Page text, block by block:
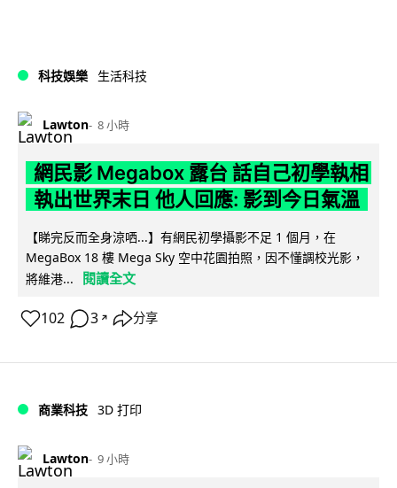
科技娛樂 生活科技
Lawton 8 小時
網民影 Megabox 露台 話自己初學執相
執出世界末日 他人回應: 影到今日氣溫
【睇完反而全身涼哂...】有網民初學攝影不足 1 個月，在
MegaBox 18 樓 Mega Sky 空中花園拍照，因不懂調校光影，
將維港...
閱讀全文
102 3 ↗ 分享
商業科技 3D 打印
Lawton 9 小時